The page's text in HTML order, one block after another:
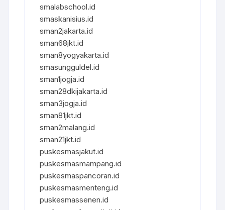
smalabschool.id
smaskanisius.id
sman2jakarta.id
sman68jkt.id
sman8yogyakarta.id
smasungguldel.id
sman1jogja.id
sman28dkijakarta.id
sman3jogja.id
sman81jkt.id
sman2malang.id
sman21jkt.id
puskesmasjakut.id
puskesmasmampang.id
puskesmaspancoran.id
puskesmasmenteng.id
puskesmassenen.id